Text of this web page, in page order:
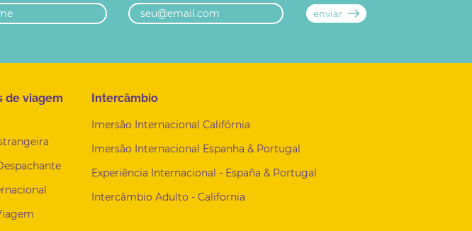
de viagem Intercâmbio
Imersão Internacional Califórnia
Imersão Internacional Espanha & Portugal
Experiência Internacional - España & Portugal
Intercâmbio Adulto - California